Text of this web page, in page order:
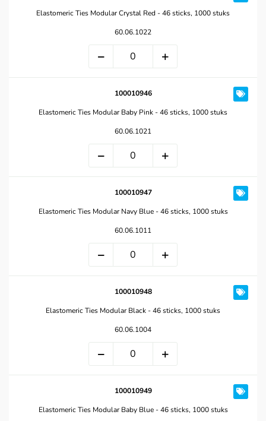
Elastomeric Ties Modular Crystal Red - 46 sticks, 1000 stuks
60.06.1022
100010946
Elastomeric Ties Modular Baby Pink - 46 sticks, 1000 stuks
60.06.1021
100010947
Elastomeric Ties Modular Navy Blue - 46 sticks, 1000 stuks
60.06.1011
100010948
Elastomeric Ties Modular Black - 46 sticks, 1000 stuks
60.06.1004
100010949
Elastomeric Ties Modular Baby Blue - 46 sticks, 1000 stuks